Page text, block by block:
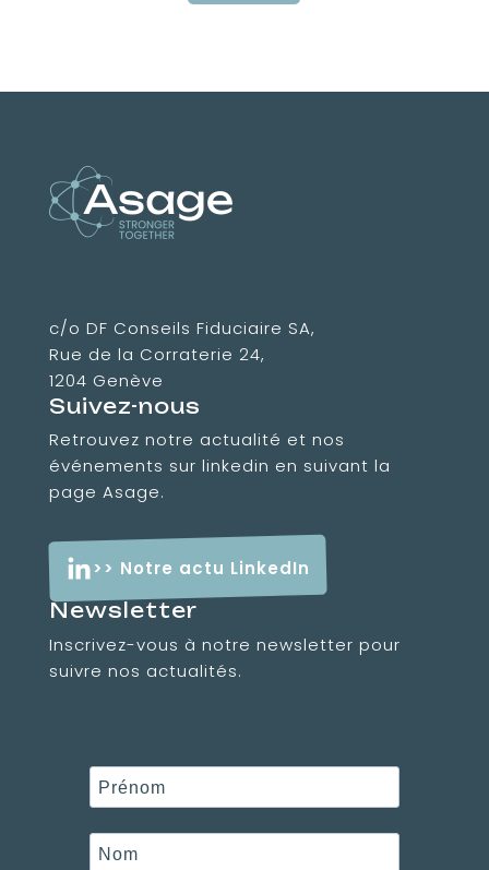
c/o DF Conseils Fiduciaire SA,
Rue de la Corraterie 24,
1204 Genève
Suivez-nous
Retrouvez notre actualité et nos
événements sur linkedin en suivant la
page Asage.
>> Notre actu LinkedIn
Newsletter
Inscrivez-vous à notre newsletter pour
suivre nos actualités.